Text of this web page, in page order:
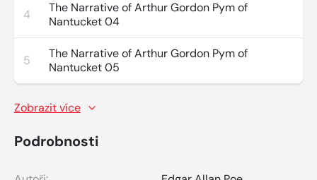
4
The Narrative of Arthur Gordon Pym of
Nantucket 04
5
The Narrative of Arthur Gordon Pym of
Nantucket 05
Zobrazit více
Podrobnosti